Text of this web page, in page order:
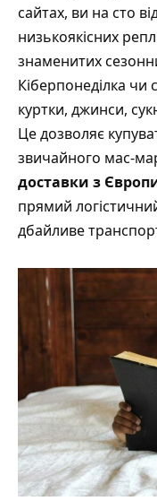
сайтах, ви на сто
низькоякісних
знаменитих
Кіберпонеділка чи
куртки, джинси,
Це дозволяє
звичайного мас-
доставки з
прямий
дбайливе